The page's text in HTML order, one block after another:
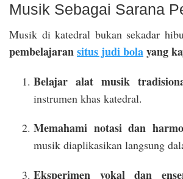
Musik Sebagai Sarana
Musik di katedral bukan sekadar
pembelajaransitus judi bolayang
Belajar alat musik
instrumen khas katedral.
Memahami notasi dan
musik diaplikasikan langsung
Eksperimen vokal dan